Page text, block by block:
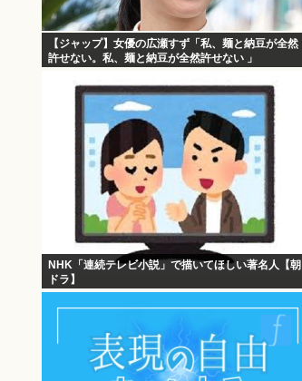
【ジャップ】女優の広瀬すず「私、麺と納豆が全然
許せない。私、麺と納豆が全然許せない 」
NHK「連続テレビ小説」で描いてほしい著名人【朝
ドラ】